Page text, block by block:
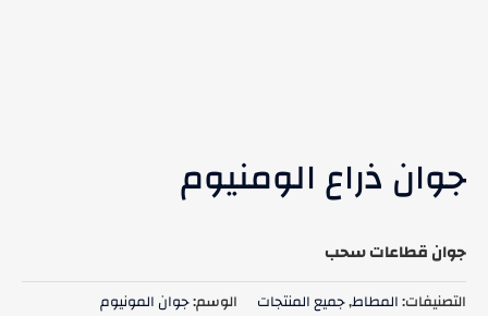
جوان ذراع الومنيوم
جوان قطاعات سحب
التصنيفات:المطاط,جميع المنتجات الوسم:جوان المونيوم